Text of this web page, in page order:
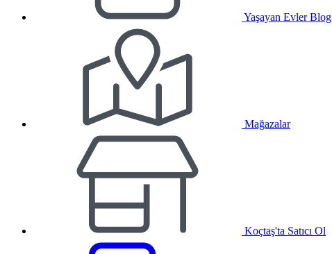
Yaşayan Evler Blog
Mağazalar
Koçtaş'ta Satıcı Ol